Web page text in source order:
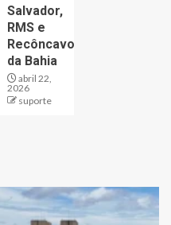
Salvador,
RMS e
Recôncavo
da Bahia
abril 22,
2026
suporte